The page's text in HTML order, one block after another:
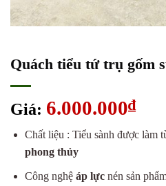
Quách tiểu tứ trụ gốm
Giá: 6.000.000₫
Chất liệu : Tiểu sành được làm
phong thủy
Công nghệ áp lựcnén sản